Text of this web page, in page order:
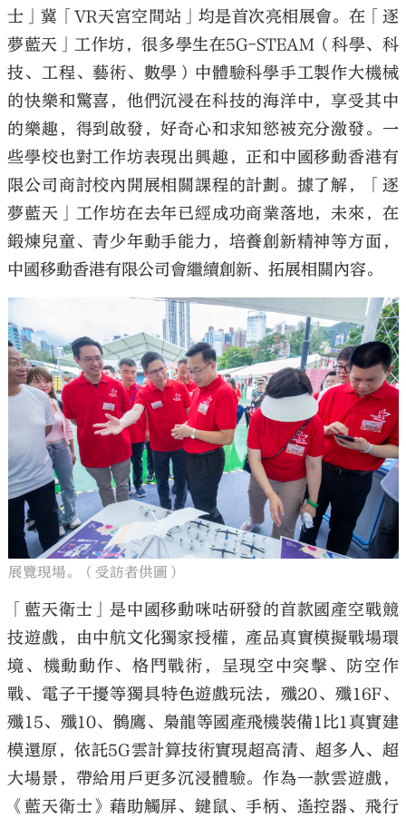
士」冀「VR天宮空間站」均是首次亮相展會。在「逐
夢藍天」工作坊，很多學生在5G-STEAM（科學、科
技、工程、藝術、數學）中體驗科學手工製作大機械
的快樂和驚喜，他們沉浸在科技的海洋中，享受其中
的樂趣，得到啟發，好奇心和求知慾被充分激發。一
些學校也對工作坊表現出興趣，正和中國移動香港有
限公司商討校內開展相關課程的計劃。據了解，「逐
夢藍天」工作坊在去年已經成功商業落地，未來，在
鍛煉兒童、青少年動手能力，培養創新精神等方面，
中國移動香港有限公司會繼續創新、拓展相關內容。
展覽現場。（受訪者供圖）
「藍天衛士」是中國移動咪咕研發的首款國產空戰競
技遊戲，由中航文化獨家授權，產品真實模擬戰場環
境、機動動作、格鬥戰術，呈現空中突擊、防空作
戰、電子干擾等獨具特色遊戲玩法，殲20、殲16F、
殲15、殲10、鶻鷹、梟龍等國產飛機裝備1比1真實建
模還原，依託5G雲計算技術實現超高清、超多人、超
大場景，帶給用戶更多沉浸體驗。作為一款雲遊戲，
《藍天衛士》藉助觸屏、鍵鼠、手柄、遙控器、飛行